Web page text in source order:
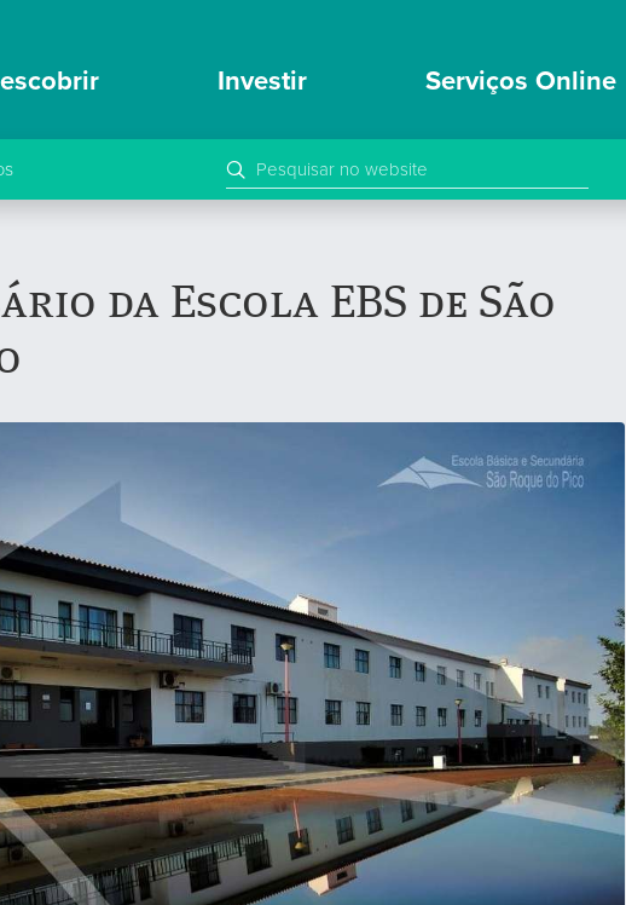
Investir Serviços Online
da Escola EBS de São